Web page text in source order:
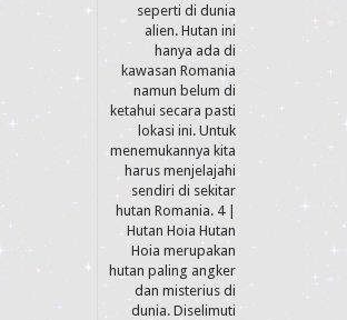
seperti di dunia
alien. Hutan ini
hanya ada di
kawasan Romania
namun belum di
ketahui secara pasti
lokasi ini. Untuk
menemukannya kita
harus menjelajahi
sendiri di sekitar
hutan Romania. 4 |
Hutan Hoia Hutan
Hoia merupakan
hutan paling angker
dan misterius di
dunia. Diselimuti